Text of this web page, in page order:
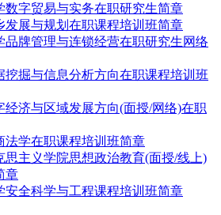
数字贸易与实务在职研究生简章
发展与规划在职课程培训班简章
品牌管理与连锁经营在职研究生网络
挖掘与信息分析方向在职课程培训班
经济与区域发展方向(面授/网络)在职
法学在职课程培训班简章
思主义学院思想政治教育(面授/线上)
章
安全科学与工程课程培训班简章